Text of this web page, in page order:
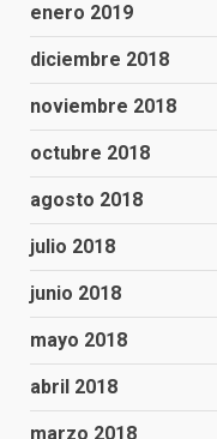
enero 2019
diciembre 2018
noviembre 2018
octubre 2018
agosto 2018
julio 2018
junio 2018
mayo 2018
abril 2018
marzo 2018